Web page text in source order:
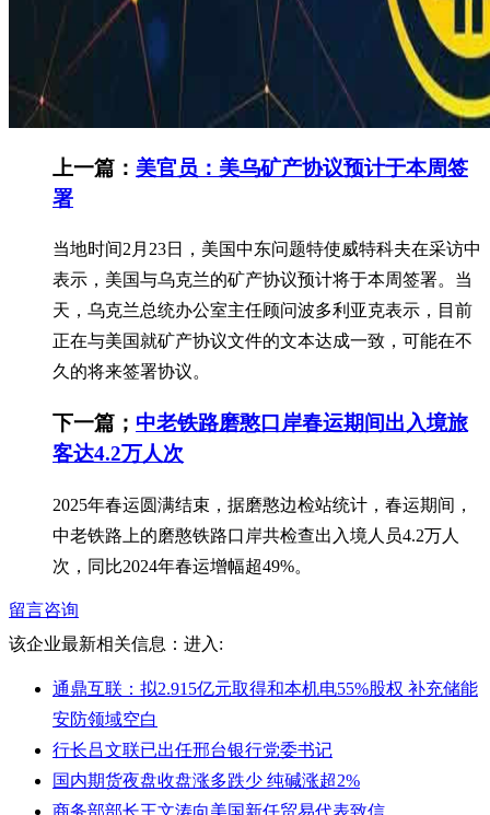
上一篇： 美官员：美乌矿产协议预计于本周签
署
当地时间2月23日，美国中东问题特使威特科夫在采访中
表示，美国与乌克兰的矿产协议预计将于本周签署。当
天，乌克兰总统办公室主任顾问波多利亚克表示，目前
正在与美国就矿产协议文件的文本达成一致，可能在不
久的将来签署协议。
下一篇； 中老铁路磨憨口岸春运期间出入境旅
客达4.2万人次
2025年春运圆满结束，据磨憨边检站统计，春运期间，
中老铁路上的磨憨铁路口岸共检查出入境人员4.2万人
次，同比2024年春运增幅超49%。
留言咨询
该企业最新相关信息： 进入:
通鼎互联：拟2.915亿元取得和本机电55%股权 补充储能
安防领域空白
行长吕文联已出任邢台银行党委书记
国内期货夜盘收盘涨多跌少 纯碱涨超2%
商务部部长王文涛向美国新任贸易代表致信